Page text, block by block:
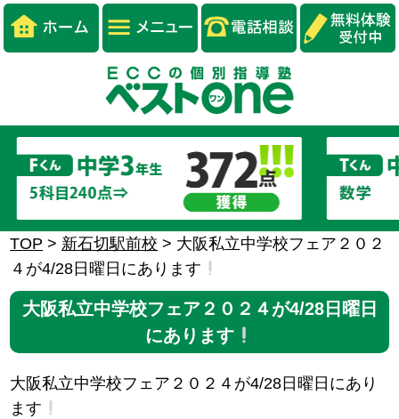
TOP > 新石切駅前校 > 大阪私立中学校フェア２０２
４が4/28日曜日にあります
大阪私立中学校フェア２０２４が4/28日曜日
にあります
大阪私立中学校フェア２０２４が4/28日曜日にあり
ます